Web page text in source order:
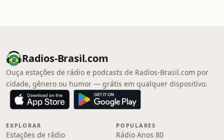
Radios-Brasil.com
Ouça estações de rádio e podcasts de Radios-Brasil.com por
cidade, gênero ou humor — grátis em qualquer dispositivo.
EXPLORAR
Estações de rádio
POPULARES
Rádio Anos 80